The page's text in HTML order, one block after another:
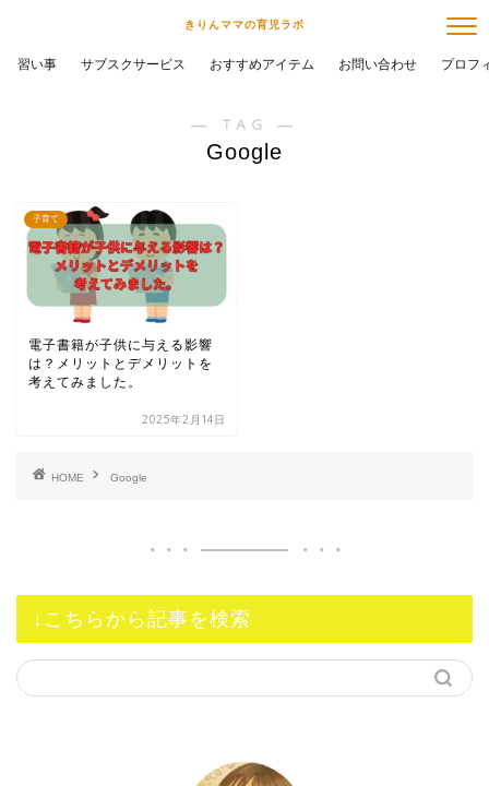
きりんママの育児ラボ
習い事 サブスクサービス おすすめアイテム お問い合わせ プロフ
― TAG ―
Google
子育て
電子書籍が子供に与える影響
は？メリットとデメリットを
考えてみました。
2025年2月14日
HOME Google
↓こちらから記事を検索